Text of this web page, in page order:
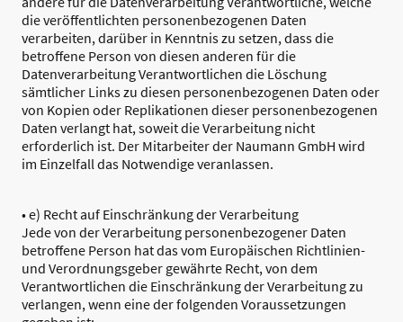
die veröffentlichten personenbezogenen Daten
verarbeiten, darüber in Kenntnis zu setzen, dass die
betroffene Person von diesen anderen für die
Datenverarbeitung Verantwortlichen die Löschung
sämtlicher Links zu diesen personenbezogenen Daten oder
von Kopien oder Replikationen dieser personenbezogenen
Daten verlangt hat, soweit die Verarbeitung nicht
erforderlich ist. Der Mitarbeiter der Naumann GmbH wird
im Einzelfall das Notwendige veranlassen.
• e) Recht auf Einschränkung der Verarbeitung
Jede von der Verarbeitung personenbezogener Daten
betroffene Person hat das vom Europäischen Richtlinien-
und Verordnungsgeber gewährte Recht, von dem
Verantwortlichen die Einschränkung der Verarbeitung zu
verlangen, wenn eine der folgenden Voraussetzungen